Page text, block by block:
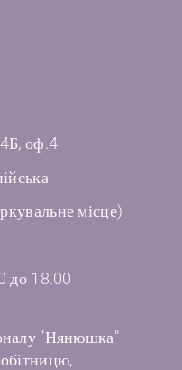
оф.4
місце)
до 18.00
"Нянюшка"